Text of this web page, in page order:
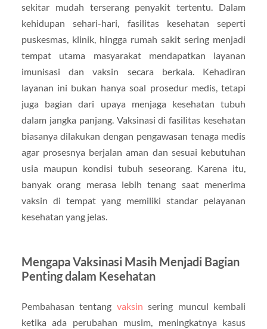
sekitar mudah terserang penyakit tertentu. Dalam
kehidupan sehari-hari, fasilitas kesehatan seperti
puskesmas, klinik, hingga rumah sakit sering menjadi
tempat utama masyarakat mendapatkan layanan
imunisasi dan vaksin secara berkala. Kehadiran
layanan ini bukan hanya soal prosedur medis, tetapi
juga bagian dari upaya menjaga kesehatan tubuh
dalam jangka panjang. Vaksinasi di fasilitas kesehatan
biasanya dilakukan dengan pengawasan tenaga medis
agar prosesnya berjalan aman dan sesuai kebutuhan
usia maupun kondisi tubuh seseorang. Karena itu,
banyak orang merasa lebih tenang saat menerima
vaksin di tempat yang memiliki standar pelayanan
kesehatan yang jelas.
Mengapa Vaksinasi Masih Menjadi Bagian
Penting dalam Kesehatan
Pembahasan tentang vaksin sering muncul kembali
ketika ada perubahan musim, meningkatnya kasus